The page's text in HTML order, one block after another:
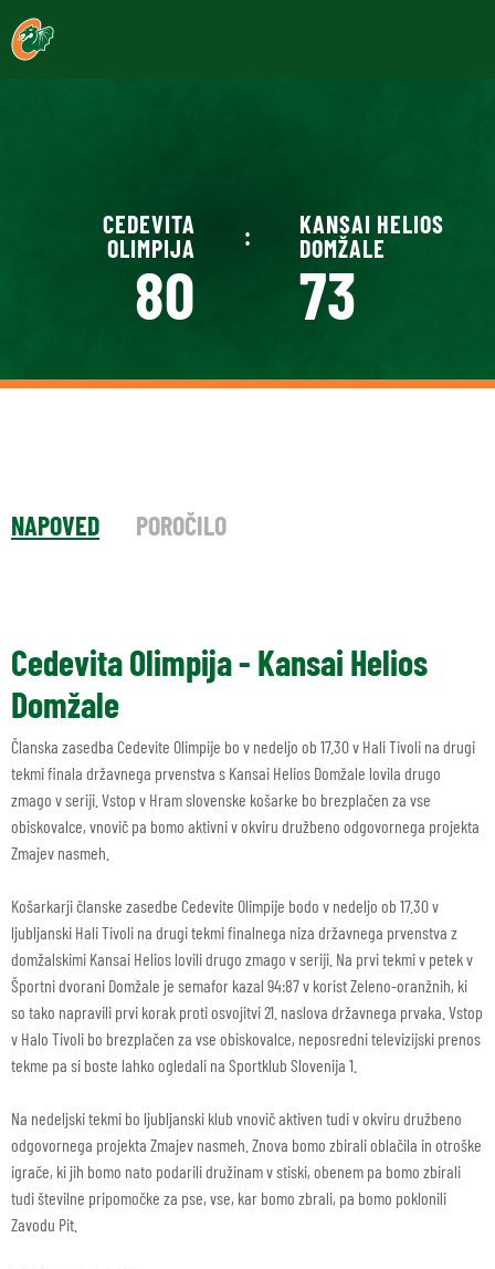
CEDEVITA
OLIMPIJA
:
KANSAI HELIOS
DOMŽALE
80 73
NAPOVED POROČILO
Cedevita Olimpija - Kansai Helios
Domžale
Članska zasedba Cedevite Olimpije bo v nedeljo ob 17.30 v Hali Tivoli na drugi
tekmi finala državnega prvenstva s Kansai Helios Domžale lovila drugo
zmago v seriji. Vstop v Hram slovenske košarke bo brezplačen za vse
obiskovalce, vnovič pa bomo aktivni v okviru družbeno odgovornega projekta
Zmajev nasmeh.
Košarkarji članske zasedbe Cedevite Olimpije bodo v nedeljo ob 17.30 v
ljubljanski Hali Tivoli na drugi tekmi finalnega niza državnega prvenstva z
domžalskimi Kansai Helios lovili drugo zmago v seriji. Na prvi tekmi v petek v
Športni dvorani Domžale je semafor kazal 94:87 v korist Zeleno-oranžnih, ki
so tako napravili prvi korak proti osvojitvi 21. naslova državnega prvaka. Vstop
v Halo Tivoli bo brezplačen za vse obiskovalce, neposredni televizijski prenos
tekme pa si boste lahko ogledali na Sportklub Slovenija 1.
Na nedeljski tekmi bo ljubljanski klub vnovič aktiven tudi v okviru družbeno
odgovornega projekta Zmajev nasmeh. Znova bomo zbirali oblačila in otroške
igrače, ki jih bomo nato podarili družinam v stiski, obenem pa bomo zbirali
tudi številne pripomočke za pse, vse, kar bomo zbrali, pa bomo poklonili
Zavodu Pit.